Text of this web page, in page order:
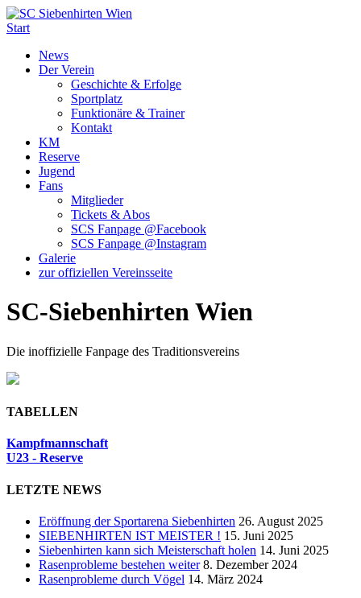
Start
News
Der Verein
Geschichte & Erfolge
Sportplatz
Funktionäre & Trainer
Kontakt
KM
Reserve
Jugend
Fans
Mitglieder
Tickets & Abos
SCS Fanpage @Facebook
SCS Fanpage @Instagram
Galerie
zur offiziellen Vereinsseite
SC-Siebenhirten Wien
Die inoffizielle Fanpage des Traditionsvereins
TABELLEN
Kampfmannschaft
U23 - Reserve
LETZTE NEWS
Eröffnung der Sportarena Siebenhirten 26. August 2025
SIEBENHIRTEN IST MEISTER ! 15. Juni 2025
Siebenhirten kann sich Meisterschaft holen 14. Juni 2025
Rasenprobleme bestehen weiter 8. Dezember 2024
Rasenprobleme durch Vögel 14. März 2024